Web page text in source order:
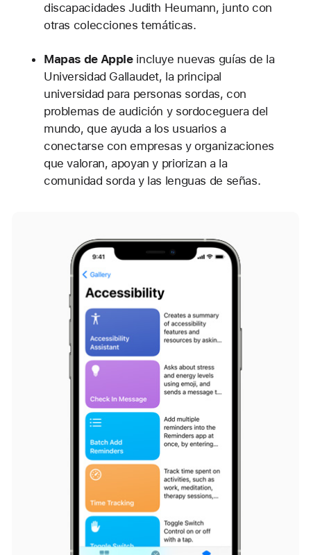
discapacidades Judith Heumann, junto con
otras colecciones temáticas.
Mapas de Appleincluye nuevas guías de la
Universidad Gallaudet, la principal
universidad para personas sordas, con
problemas de audición y sordoceguera del
mundo, que ayuda a los usuarios a
conectarse con empresas y organizaciones
que valoran, apoyan y priorizan a la
comunidad sorda y las lenguas de señas.